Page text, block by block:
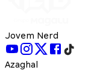
Jovem Nerd
Azaghal